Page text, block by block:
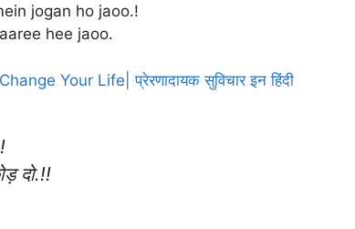
jogan ho jaoo.!
hee jaoo.
Your Life| प्रेरणादायक सुविचार इन हिंदी
दो.!!